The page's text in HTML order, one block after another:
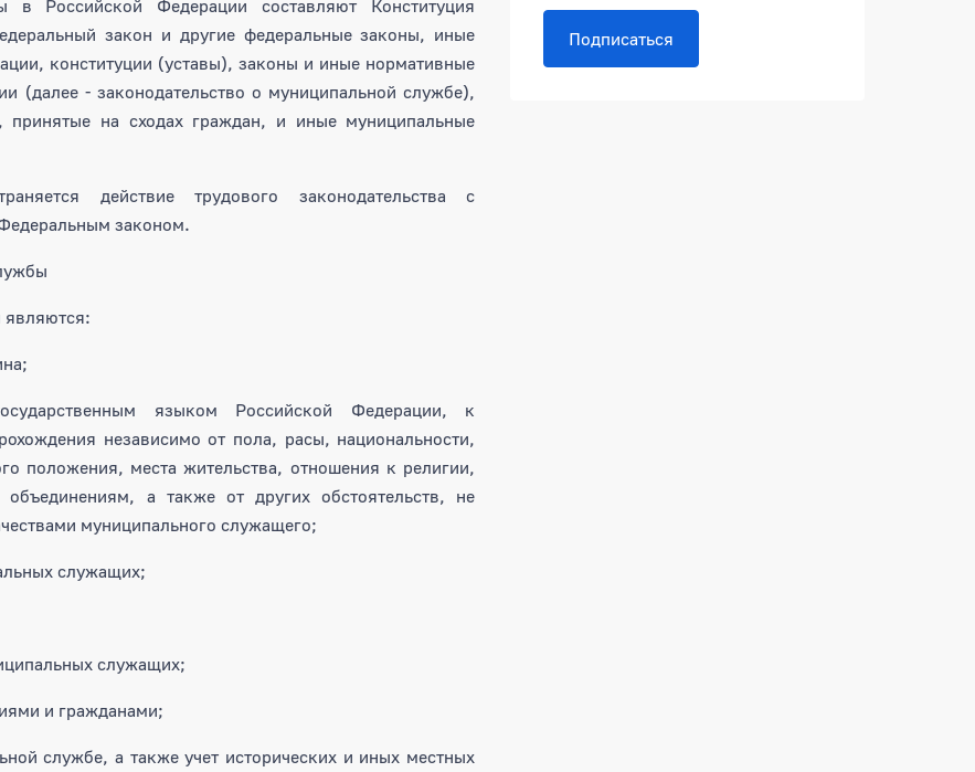
Российской Федерации составляют Конституция
закон и другие федеральные законы, иные
конституции (уставы), законы и иные нормативные
(далее - законодательство о муниципальной службе),
принятые на сходах граждан, и иные муниципальные
действие трудового законодательства с
законом.
языком Российской Федерации, к
независимо от пола, расы, национальности,
положения, места жительства, отношения к религии,
а также от других обстоятельств, не
муниципального служащего;
служащих;
служащих;
и гражданами;
службе, а также учет исторических и иных местных
Подписаться